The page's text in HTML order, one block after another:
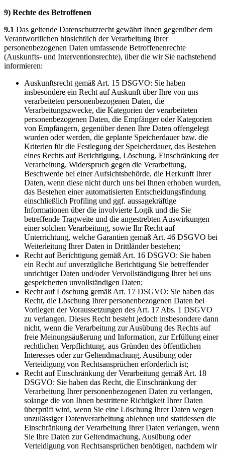
9) Rechte des Betroffenen
9.1 Das geltende Datenschutzrecht gewährt Ihnen gegenüber dem
Verantwortlichen hinsichtlich der Verarbeitung Ihrer
personenbezogenen Daten umfassende Betroffenenrechte
(Auskunfts- und Interventionsrechte), über die wir Sie nachstehend
informieren:
Auskunftsrecht gemäß Art. 15 DSGVO: Sie haben
insbesondere ein Recht auf Auskunft über Ihre von uns
verarbeiteten personenbezogenen Daten, die
Verarbeitungszwecke, die Kategorien der verarbeiteten
personenbezogenen Daten, die Empfänger oder Kategorien
von Empfängern, gegenüber denen Ihre Daten offengelegt
wurden oder werden, die geplante Speicherdauer bzw. die
Kriterien für die Festlegung der Speicherdauer, das Bestehen
eines Rechts auf Berichtigung, Löschung, Einschränkung der
Verarbeitung, Widerspruch gegen die Verarbeitung,
Beschwerde bei einer Aufsichtsbehörde, die Herkunft Ihrer
Daten, wenn diese nicht durch uns bei Ihnen erhoben wurden,
das Bestehen einer automatisierten Entscheidungsfindung
einschließlich Profiling und ggf. aussagekräftige
Informationen über die involvierte Logik und die Sie
betreffende Tragweite und die angestrebten Auswirkungen
einer solchen Verarbeitung, sowie Ihr Recht auf
Unterrichtung, welche Garantien gemäß Art. 46 DSGVO bei
Weiterleitung Ihrer Daten in Drittländer bestehen;
Recht auf Berichtigung gemäß Art. 16 DSGVO: Sie haben
ein Recht auf unverzügliche Berichtigung Sie betreffender
unrichtiger Daten und/oder Vervollständigung Ihrer bei uns
gespeicherten unvollständigen Daten;
Recht auf Löschung gemäß Art. 17 DSGVO: Sie haben das
Recht, die Löschung Ihrer personenbezogenen Daten bei
Vorliegen der Voraussetzungen des Art. 17 Abs. 1 DSGVO
zu verlangen. Dieses Recht besteht jedoch insbesondere dann
nicht, wenn die Verarbeitung zur Ausübung des Rechts auf
freie Meinungsäußerung und Information, zur Erfüllung einer
rechtlichen Verpflichtung, aus Gründen des öffentlichen
Interesses oder zur Geltendmachung, Ausübung oder
Verteidigung von Rechtsansprüchen erforderlich ist;
Recht auf Einschränkung der Verarbeitung gemäß Art. 18
DSGVO: Sie haben das Recht, die Einschränkung der
Verarbeitung Ihrer personenbezogenen Daten zu verlangen,
solange die von Ihnen bestrittene Richtigkeit Ihrer Daten
überprüft wird, wenn Sie eine Löschung Ihrer Daten wegen
unzulässiger Datenverarbeitung ablehnen und stattdessen die
Einschränkung der Verarbeitung Ihrer Daten verlangen, wenn
Sie Ihre Daten zur Geltendmachung, Ausübung oder
Verteidigung von Rechtsansprüchen benötigen, nachdem wir